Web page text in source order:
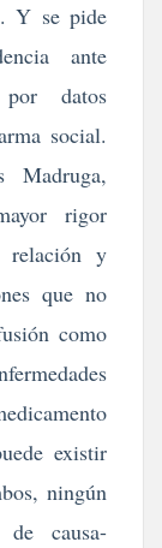
Y se pide
ante
por datos
social.
Madruga,
rigor
relación y
que no
como
existir
ningún
de causa-